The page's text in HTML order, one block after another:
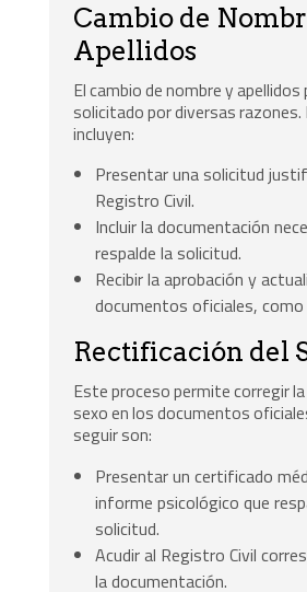
Cambio de
Apellidos
El cambio de nombre y apellidos
solicitado por diversas razones.
incluyen:
Presentar una solicitud
Registro Civil.
Incluir la documentación
respalde la solicitud.
Recibir la aprobación y
documentos oficiales, como
Rectificación del
Este proceso permite corregir
sexo en los documentos
seguir son:
Presentar un certificado
informe psicológico que
solicitud.
Acudir al Registro Civil
la documentación.